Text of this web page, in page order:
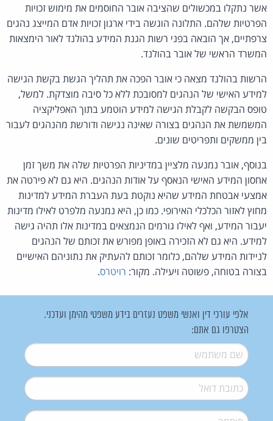
אשר נתקלו במכשולים שהציבה אובר החוסמים את מימוש זכויות
הפרטיות שלהם. התלונה הוגשה בידי ארגון זכויות אדם המייצג נהגים
צרפתיים, אך הובאה בפני רשות הגנת המידע בהולנד לאור הימצאות
המשרד הראשי של אובר בהולנד.
הרשות בהולנד מצאה כי אובר הפכה את תהליך הגשת בקשת הגישה
למידע האישי של הנהגים למסובכת ללא כל סיבה מוצדקת. למשל,
טופס הבקשה לקבלת הגישה למידע הוטמע בתוך האפליקציה
המשמשת את הנהגים בצורה שאינה נגישה ודורשת מהנהגים לעבור
בין ממשקים ותפריטים שונים.
בנוסף, אובר נמנעה מלציין במדיניות הפרטיות שלה את משך זמן
אחסון המידע האישי הנאסף על אודות הנהגים. היא גם לא פירטה את
אמצעי אבטחת המידע שהיא נוקטת בעת העברת המידע למדינות
מחוץ לאזור הכלכלי האירופי. כמו כן, היא נמנעה מלפרט לאילו מדינות
יעבור המידע, ואף לאילו גורמים הנמצאים במדינות אלו תהיה גישה
למידע. היא גם לא הזכירה באופן מפורש את זכותם של הנהגים
לניידות המידע שלהם, כלומר זכותם להעתיק את נתוניהם האישיים
בצורה בטוחה, פשוטה ויעילה. מקור: רויטרס.
אלפי עורכי דין ואנשי משפט נעזרים בידע משפטי מהימן ועדכני.
הצטרפו גם אתם:
שם משתמש*
דואל*
סיסמה*